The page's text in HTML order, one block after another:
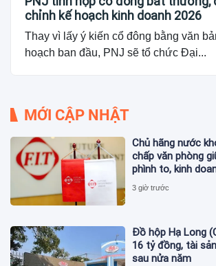
chỉnh kế hoạch kinh doanh 2026
Thay vì lấy ý kiến cổ đông bằng văn
hoạch ban đầu, PNJ sẽ tổ chức Đại...
MỚI CẬP NHẬT
Chủ hãng nước
chấp văn phòng
phình to, kinh
3 giờ trước
Đồ hộp Hạ Long
16 tỷ đồng, tài
sau nửa năm